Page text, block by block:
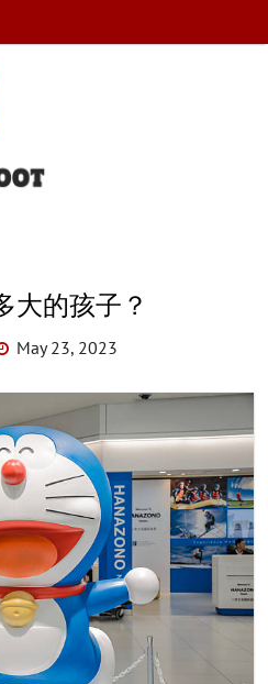
大的孩子？
May 23, 2023